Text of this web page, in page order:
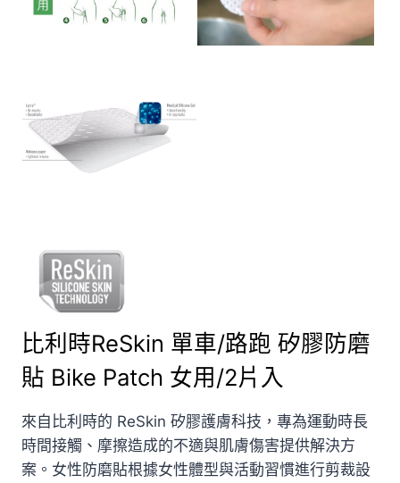
比利時ReSkin 單車/路跑 矽膠防磨
貼 Bike Patch 女用/2片入
來自比利時的 ReSkin 矽膠護膚科技，專為運動時長
時間接觸、摩擦造成的不適與肌膚傷害提供解決方
案。女性防磨貼根據女性體型與活動習慣進行剪裁設